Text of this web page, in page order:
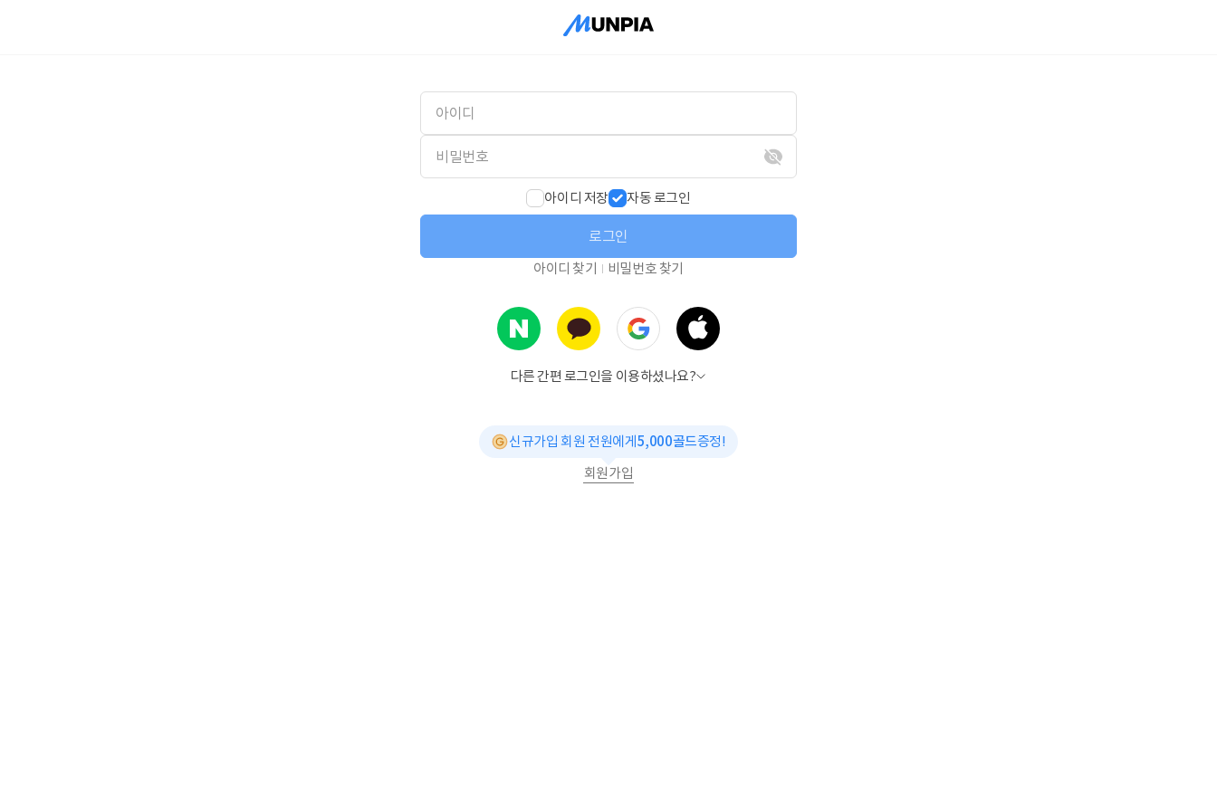
아이디 저장 자동 로그인
로그인
아이디 찾기 비밀번호 찾기
다른 간편 로그인을 이용하셨나요?
신규가입 회원 전원에게5,000골드증정!
회원가입